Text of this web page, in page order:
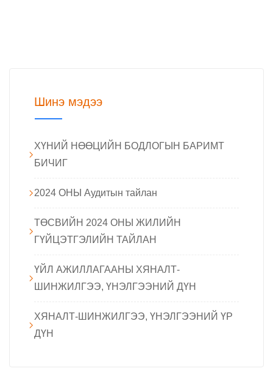
Шинэ мэдээ
ХҮНИЙ НӨӨЦИЙН БОДЛОГЫН БАРИМТ
БИЧИГ
2024 ОНЫ Аудитын тайлан
ТӨСВИЙН 2024 ОНЫ ЖИЛИЙН
ГҮЙЦЭТГЭЛИЙН ТАЙЛАН
ҮЙЛ АЖИЛЛАГААНЫ ХЯНАЛТ-
ШИНЖИЛГЭЭ, ҮНЭЛГЭЭНИЙ ДҮН
ХЯНАЛТ-ШИНЖИЛГЭЭ, ҮНЭЛГЭЭНИЙ ҮР
ДҮН